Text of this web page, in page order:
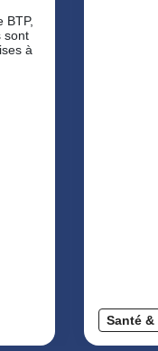
BTP,
sont
à
Santé &